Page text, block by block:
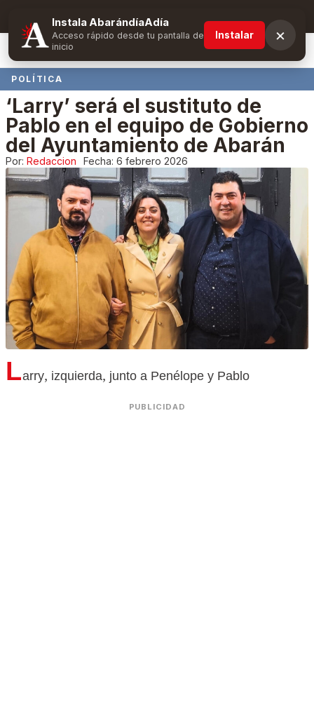
Suscríbete y obtén ventajas exclusivas
POLÍTICA
‘Larry’ será el sustituto de
Pablo en el equipo de Gobierno
del Ayuntamiento de Abarán
Por: Redaccion Fecha: 6 febrero 2026
Larry, izquierda, junto a Penélope y Pablo
PUBLICIDAD
Instala AbarándíaAdía
Acceso rápido desde tu pantalla de
inicio
Instalar ×